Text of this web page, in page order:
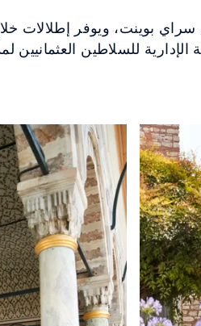
بوينت، ويوفر إطلالات
للسلاطين العثمانيين لمدة